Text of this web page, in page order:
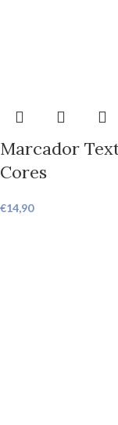
Marcador
Cores
€14,90